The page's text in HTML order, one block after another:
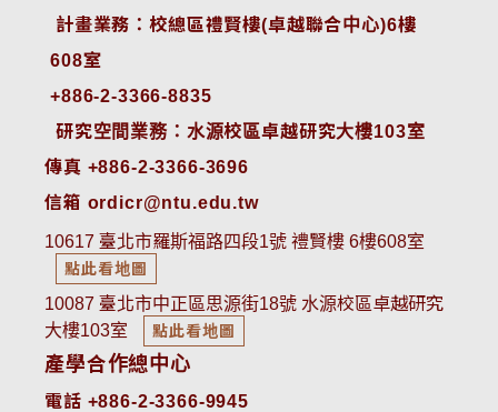
計畫業務：校總區禮賢樓(卓越聯合中心)6樓
608室
+886-2-3366-8835
研究空間業務：水源校區卓越研究大樓103室
傳真 +886-2-3366-3696
信箱 ordicr@ntu.edu.tw
10617 臺北市羅斯福路四段1號 禮賢樓 6樓608室
點此看地圖
10087 臺北市中正區思源街18號 水源校區卓越研究
大樓103室
點此看地圖
產學合作總中心
電話 +886-2-3366-9945